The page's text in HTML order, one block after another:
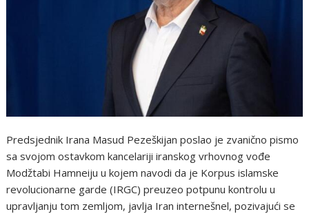
Predsjednik Irana Masud Pezeškijan poslao je zvanično pismo
sa svojom ostavkom kancelariji iranskog vrhovnog vođe
Modžtabi Hamneiju u kojem navodi da je Korpus islamske
revolucionarne garde (IRGC) preuzeo potpunu kontrolu u
upravljanju tom zemljom, javlja Iran internešnel, pozivajući se